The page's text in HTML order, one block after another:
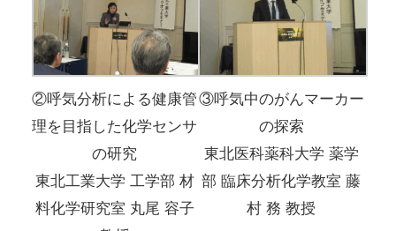
②呼気分析による健康管
理を目指した化学センサ
の研究
東北工業大学 工学部 材
料化学研究室 丸尾 容子
③呼気中のがんマーカー
の探索
東北医科薬科大学 薬学
部 臨床分析化学教室 藤
村 務 教授